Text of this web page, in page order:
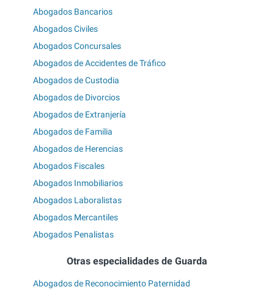
Abogados Bancarios
Abogados Civiles
Abogados Concursales
Abogados de Accidentes de Tráfico
Abogados de Custodia
Abogados de Divorcios
Abogados de Extranjería
Abogados de Familia
Abogados de Herencias
Abogados Fiscales
Abogados Inmobiliarios
Abogados Laboralistas
Abogados Mercantiles
Abogados Penalistas
Otras especialidades de Guarda
Abogados de Reconocimiento Paternidad